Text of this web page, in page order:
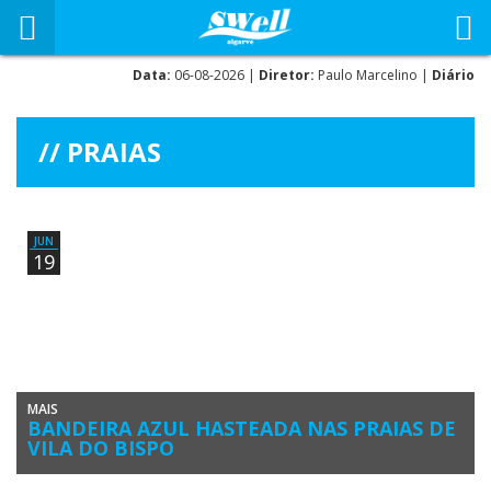
Data: 06-08-2026 | Diretor: Paulo Marcelino | Diário
PRAIAS
JUN
19
MAIS
BANDEIRA AZUL HASTEADA NAS PRAIAS DE
VILA DO BISPO
Vila do Bispo voltou a hastear a Bandeira Azul nas praias do